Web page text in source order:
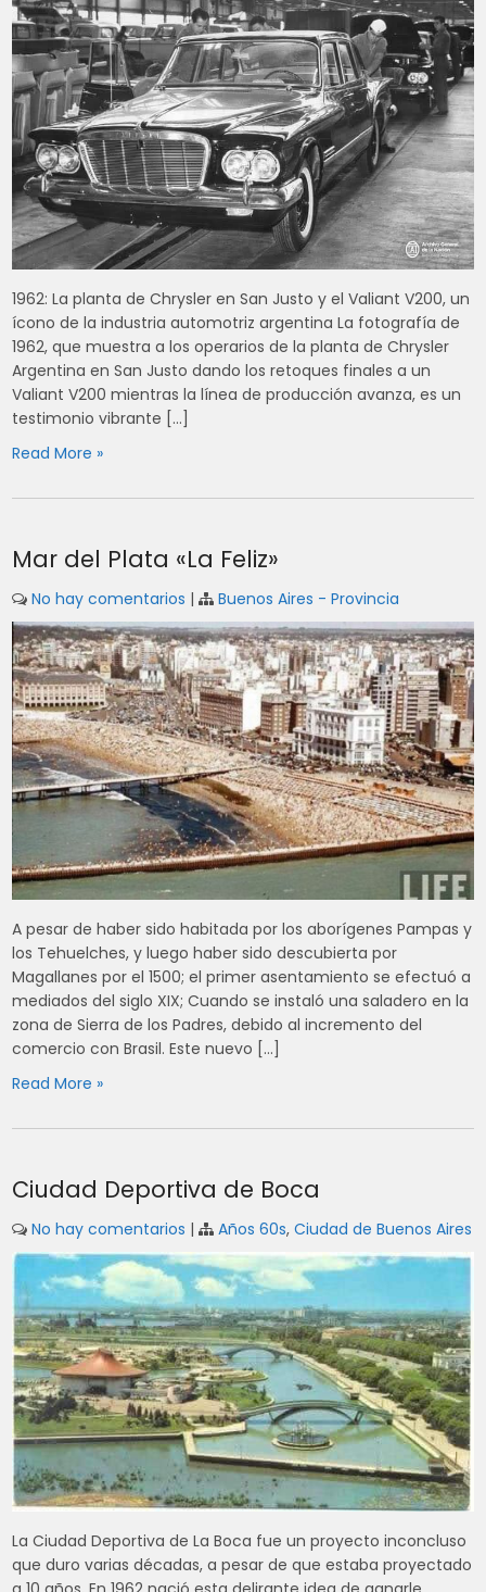
1962: La planta de Chrysler en San Justo y el Valiant V200, un
ícono de la industria automotriz argentina La fotografía de
1962, que muestra a los operarios de la planta de Chrysler
Argentina en San Justo dando los retoques finales a un
Valiant V200 mientras la línea de producción avanza, es un
testimonio vibrante […]
Read More »
Mar del Plata «La Feliz»
No hay comentarios | Buenos Aires - Provincia
A pesar de haber sido habitada por los aborígenes Pampas y
los Tehuelches, y luego haber sido descubierta por
Magallanes por el 1500; el primer asentamiento se efectuó a
mediados del siglo XIX; Cuando se instaló una saladero en la
zona de Sierra de los Padres, debido al incremento del
comercio con Brasil. Este nuevo […]
Read More »
Ciudad Deportiva de Boca
No hay comentarios | Años 60s,Ciudad de Buenos Aires
La Ciudad Deportiva de La Boca fue un proyecto inconcluso
que duro varias décadas, a pesar de que estaba proyectado